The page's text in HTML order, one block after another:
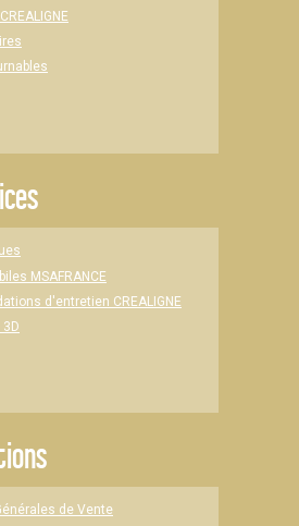
MSAFRANCE
d'entretien CREALIGNE
de Vente